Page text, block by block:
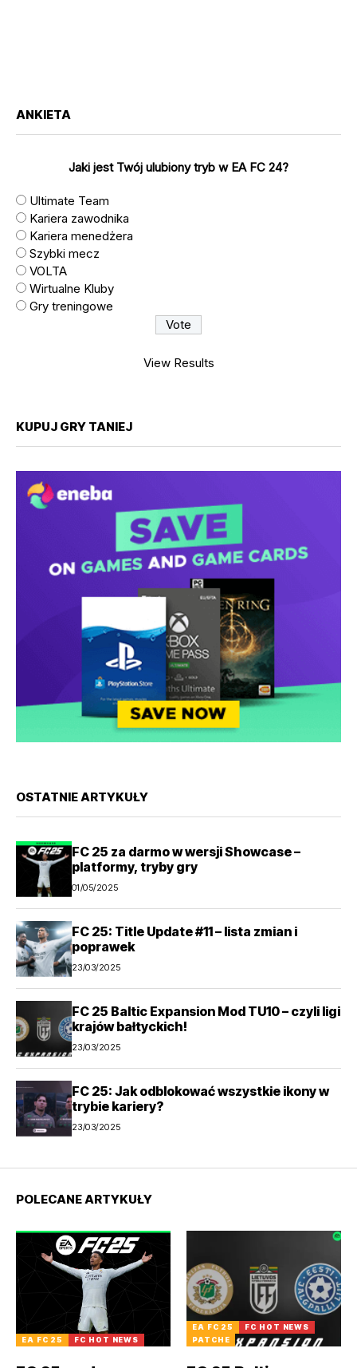
ANKIETA
Jaki jest Twój ulubiony tryb w EA FC 24?
Ultimate Team
Kariera zawodnika
Kariera menedżera
Szybki mecz
VOLTA
Wirtualne Kluby
Gry treningowe
View Results
KUPUJ GRY TANIEJ
OSTATNIE ARTYKUŁY
FC 25 za darmo w wersji Showcase –
platformy, tryby gry
01/05/2025
FC 25: Title Update #11 – lista zmian i
poprawek
23/03/2025
FC 25 Baltic Expansion Mod TU10 – czyli ligi
krajów bałtyckich!
23/03/2025
FC 25: Jak odblokować wszystkie ikony w
trybie kariery?
23/03/2025
POLECANE ARTYKUŁY
EA FC 25 FC HOT NEWS
EA FC 25
FC HOT NEWS
PATCHE